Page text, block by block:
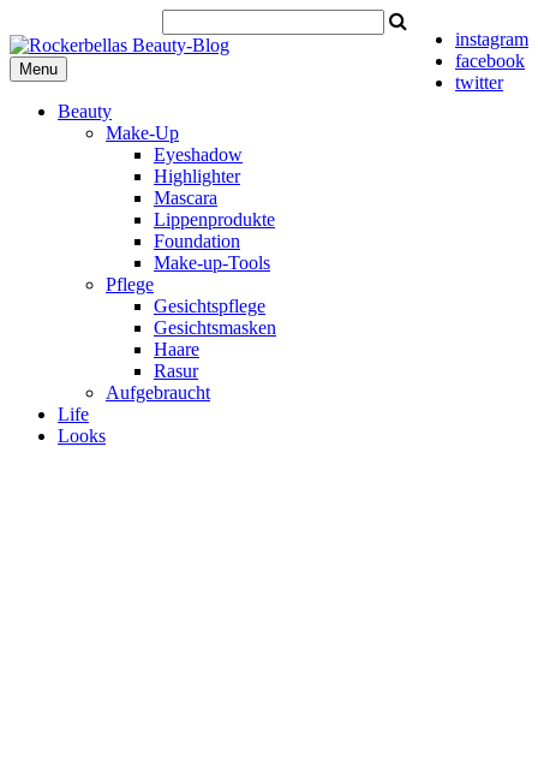
instagram
facebook
twitter
Menu
Beauty
Make-Up
Eyeshadow
Highlighter
Mascara
Lippenprodukte
Foundation
Make-up-Tools
Pflege
Gesichtspflege
Gesichtsmasken
Haare
Rasur
Aufgebraucht
Life
Looks